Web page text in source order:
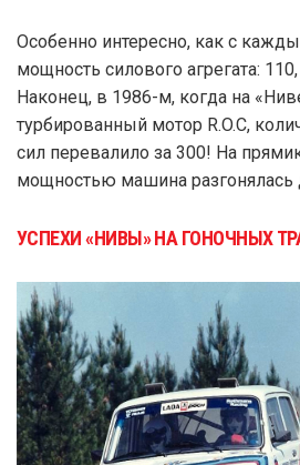
Особенно интересно, как с
мощность силового агрегата:
Наконец, в 1986-м, когда на
турбированный мотор R.O.C,
сил перевалило за 300! На
мощностью машина разгонялась
УСПЕХИ «НИВЫ» НА ГОНОЧНЫХ